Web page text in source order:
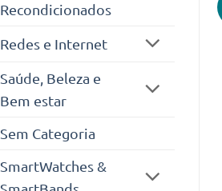
Recondicionados
Redes e Internet
Saúde, Beleza e
Bem estar
Sem Categoria
SmartWatches &